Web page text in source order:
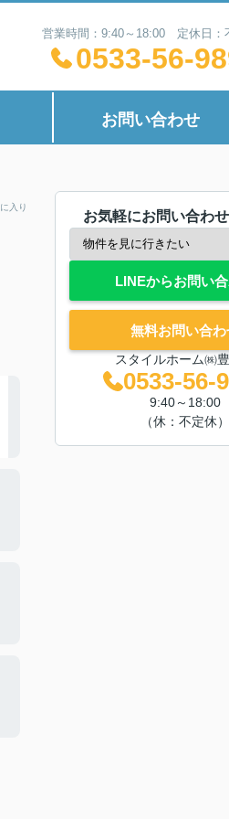
営業時間：9:40～18:00 定休日：
0533-56-
お問い合わせ
入り
お気軽にお問い合わ
LINEからお問い
無料お問い合わ
スタイルホーム㈱
0533-56-
9:40～18:00
（休：不定休）